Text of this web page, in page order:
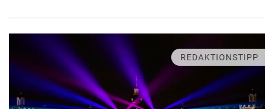
REDAKTIONSTIPP